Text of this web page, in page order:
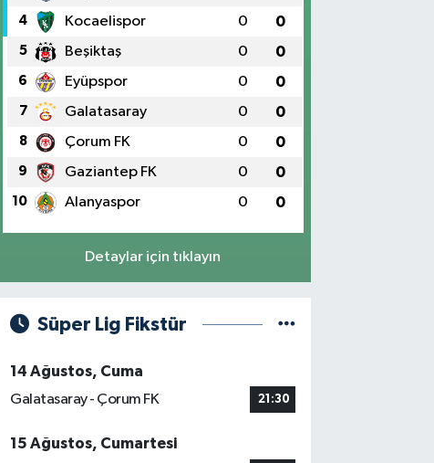
4 Kocaelispor 0 0
5 Beşiktaş 0 0
6 Eyüpspor 0 0
7 Galatasaray 0 0
8 Çorum FK 0 0
9 Gaziantep FK 0 0
10 Alanyaspor 0 0
Detaylar için tıklayın
Süper Lig Fikstür
14 Ağustos, Cuma
Galatasaray - Çorum FK
21:30
15 Ağustos, Cumartesi